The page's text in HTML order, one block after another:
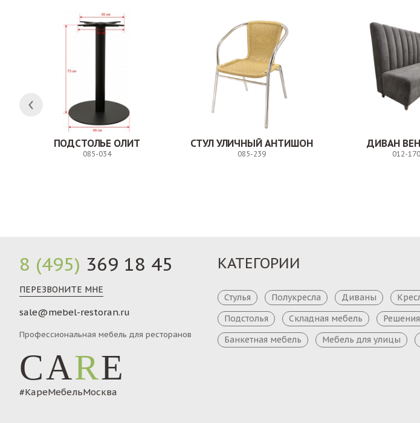
ПОДСТОЛЬЕ ОЛИТ
085-034
СТУЛ УЛИЧНЫЙ АНТИШОН
085-239
ДИВАН
012-170
8 (495) 369 18 45
ПЕРЕЗВОНИТЕ МНЕ
sale@mebel-restoran.ru
Профессиональная мебель для ресторанов
CARE
#КареМебельМосква
КАТЕГОРИИ
Стулья Полукресла Диваны
Подстолья
Складная мебель Решения
Банкетная мебель
Мебель для улицы